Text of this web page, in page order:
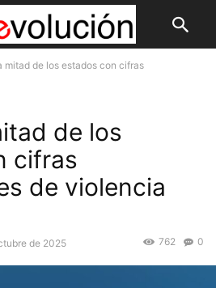
mitad de los estados con cifras
de los
cifras
de violencia
de 2025 0
762